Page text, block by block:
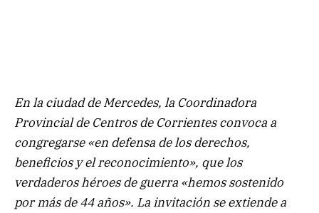
En la ciudad de Mercedes, la Coordinadora
Provincial de Centros de Corrientes convoca a
congregarse «en defensa de los derechos,
beneficios y el reconocimiento», que los
verdaderos héroes de guerra «hemos sostenido
por más de 44 años». La invitación se extiende a